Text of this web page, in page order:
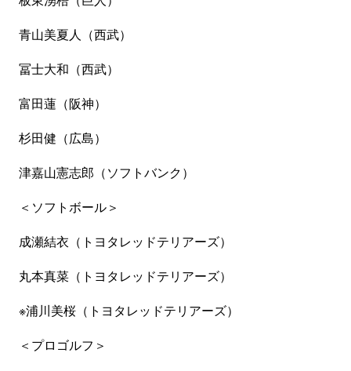
青山美夏人（西武）
冨士大和（西武）
富田蓮（阪神）
杉田健（広島）
津嘉山憲志郎（ソフトバンク）
＜ソフトボール＞
成瀬結衣（トヨタレッドテリアーズ）
丸本真菜（トヨタレッドテリアーズ）
※浦川美桜（トヨタレッドテリアーズ）
＜プロゴルフ＞